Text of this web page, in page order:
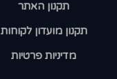
תקנון האתר
תקנון מועדון לקוחות
מדיניות פרטיות